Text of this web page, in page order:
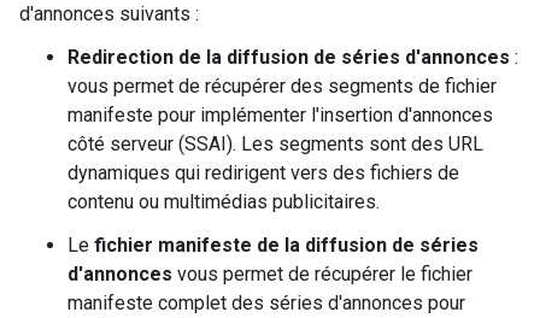
d'annonces suivants :
Redirection de la diffusion de séries d'annonces :
vous permet de récupérer des segments de fichier
manifeste pour implémenter l'insertion d'annonces
côté serveur (SSAI). Les segments sont des URL
dynamiques qui redirigent vers des fichiers de
contenu ou multimédias publicitaires.
Le fichier manifeste de la diffusion de séries
d'annonces vous permet de récupérer le fichier
manifeste complet des séries d'annonces pour